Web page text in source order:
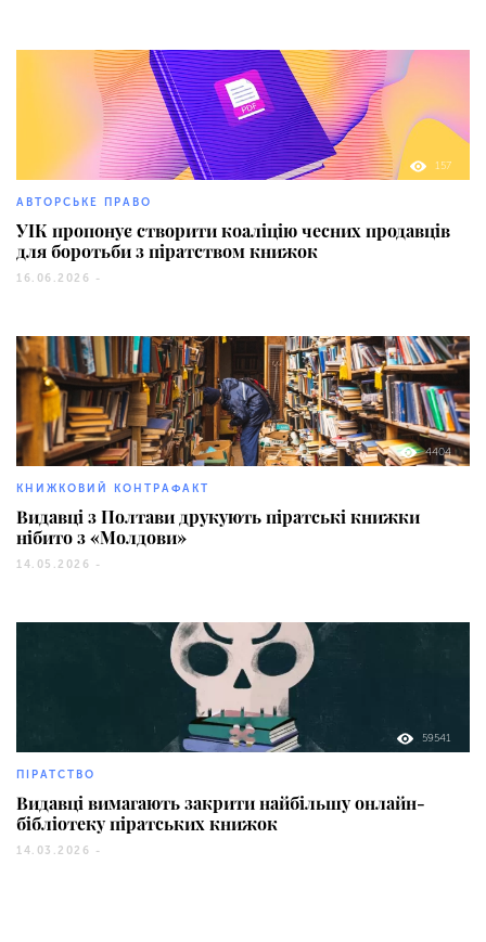
157
АВТОРСЬКЕ ПРАВО
УІК пропонує створити коаліцію чесних продавців
для боротьби з піратством книжок
16.06.2026 -
4404
КНИЖКОВИЙ КОНТРАФАКТ
Видавці з Полтави друкують піратські книжки
нібито з «Молдови»
14.05.2026 -
59541
ПІРАТСТВО
Видавці вимагають закрити найбільшу онлайн-
бібліотеку піратських книжок
14.03.2026 -